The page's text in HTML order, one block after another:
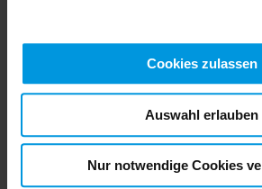
Cookies zulassen
Auswahl erlauben
Nur notwendige Cookies
4. Deliver